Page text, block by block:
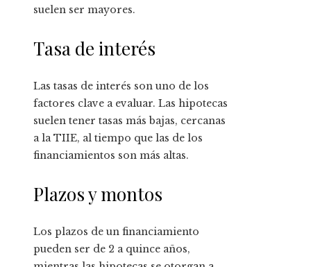
suelen ser mayores.
Tasa de interés
Las tasas de interés son uno de los
factores clave a evaluar. Las hipotecas
suelen tener tasas más bajas, cercanas
a la TIIE, al tiempo que las de los
financiamientos son más altas.
Plazos y montos
Los plazos de un financiamiento
pueden ser de 2 a quince años,